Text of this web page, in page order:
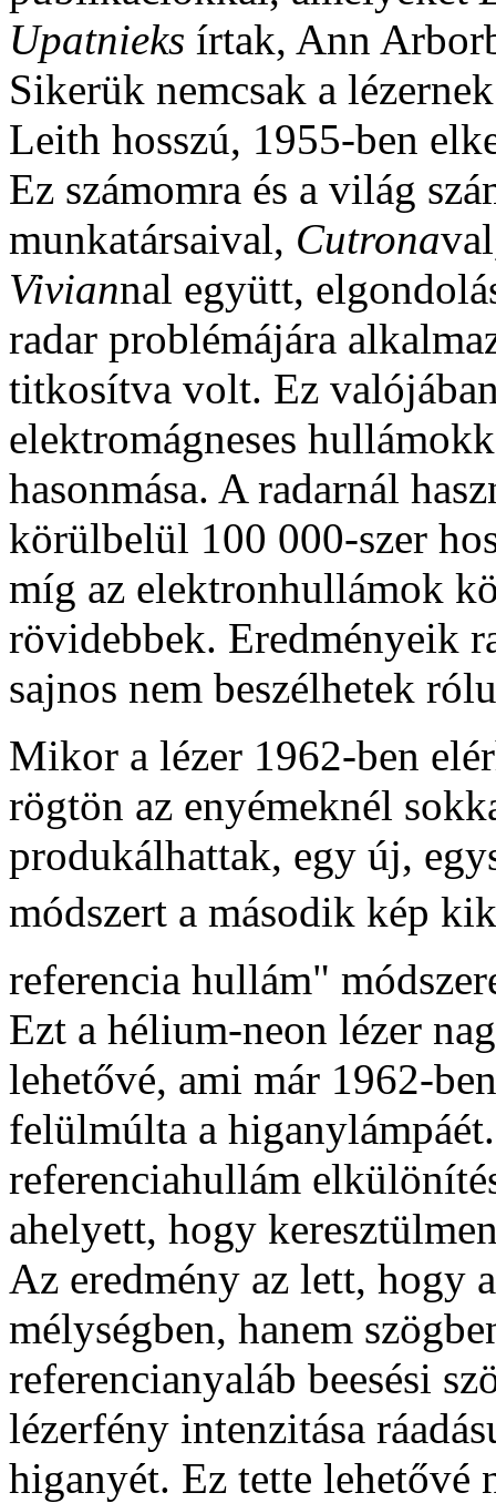
Upatnieks írtak, Ann
Sikerük nemcsak a
Leith hosszú, 1955-ben
Ez számomra és a világ
munkatársaival, Cutronaval
Viviannal együtt,
radar problémájára
titkosítva volt. Ez
elektromágneses
hasonmása. A radarnál
körülbelül 100 000-szer
míg az elektronhullámok
rövidebbek. Eredményeik
sajnos nem beszélhetek
Mikor a lézer 1962-ben
rögtön az enyémeknél
produkálhattak, egy új,
módszert a második kép
referencia hullám"
Ezt a hélium-neon lézer
lehetővé, ami már 1962-
felülmúlta a
referenciahullám
ahelyett, hogy
Az eredmény az lett, hogy
mélységben, hanem
referencianyaláb beesési
lézerfény intenzitása
higanyét. Ez tette lehetővé